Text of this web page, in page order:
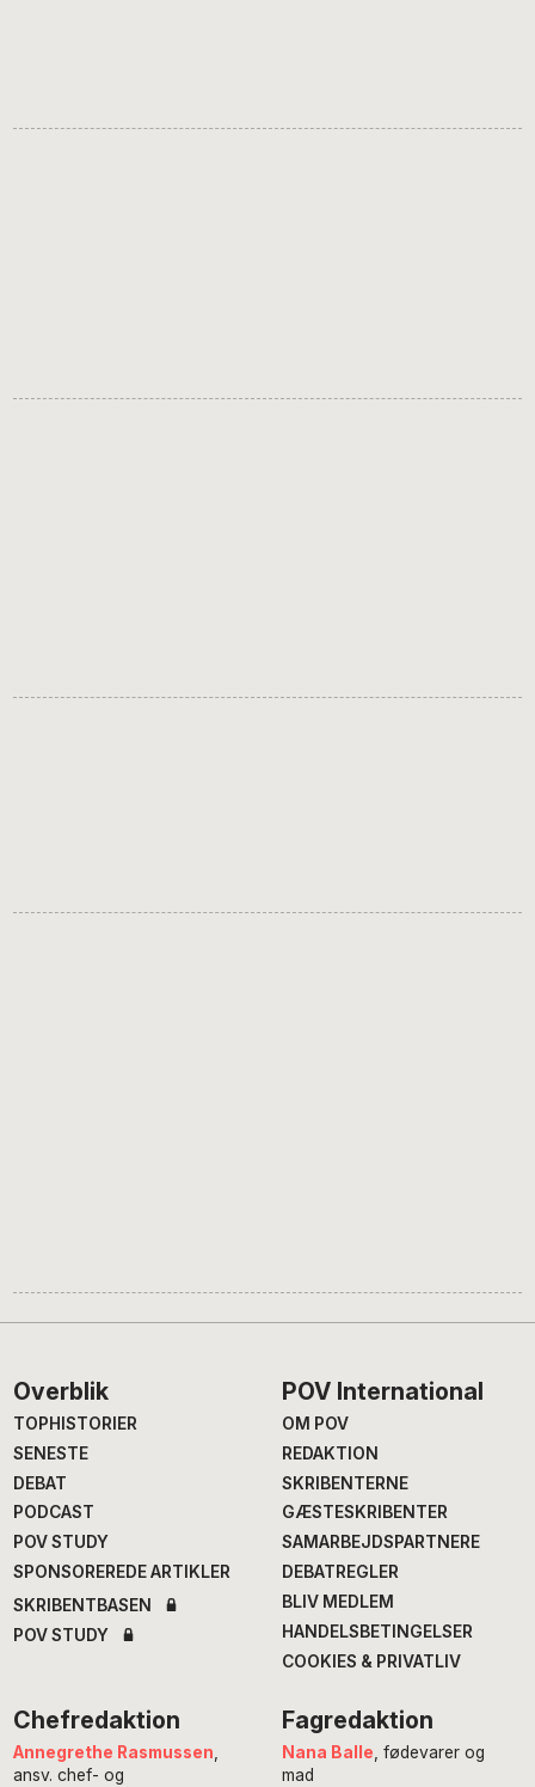
Footer
Overblik
TOPHISTORIER
SENESTE
DEBAT
PODCAST
POV STUDY
SPONSOREREDE ARTIKLER
SKRIBENTBASEN
POV STUDY
POV International
OM POV
REDAKTION
SKRIBENTERNE
GÆSTESKRIBENTER
SAMARBEJDSPARTNERE
DEBATREGLER
BLIV MEDLEM
HANDELSBETINGELSER
COOKIES & PRIVATLIV
Chefredaktion
Annegrethe Rasmussen
ansv. chef- og
Fagredaktion
Nana Balle , fødevarer og
mad